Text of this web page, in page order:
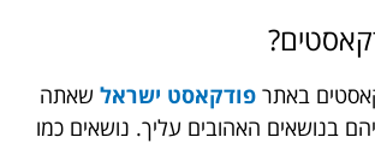
באתר פודקאסט ישראל שאתה
בנושאים האהובים עליך. נושאים כמו